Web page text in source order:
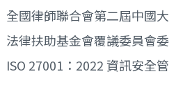
全國律師聯合會第二屆中國
法律扶助基金會覆議委員會
ISO 27001：2022 資訊安全